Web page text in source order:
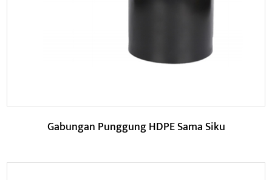
Gabungan Punggung HDPE Sama Siku